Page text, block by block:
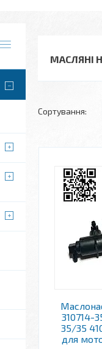
МАСЛЯНІ
310714-
35/35
для